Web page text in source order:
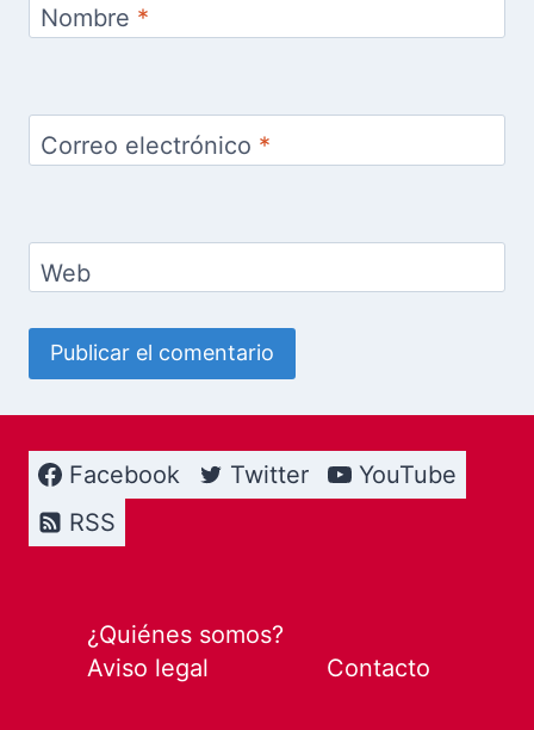
Nombre *
Correo electrónico *
Web
Facebook Twitter
YouTube
RSS
¿Quiénes somos?
Aviso legal
Contacto